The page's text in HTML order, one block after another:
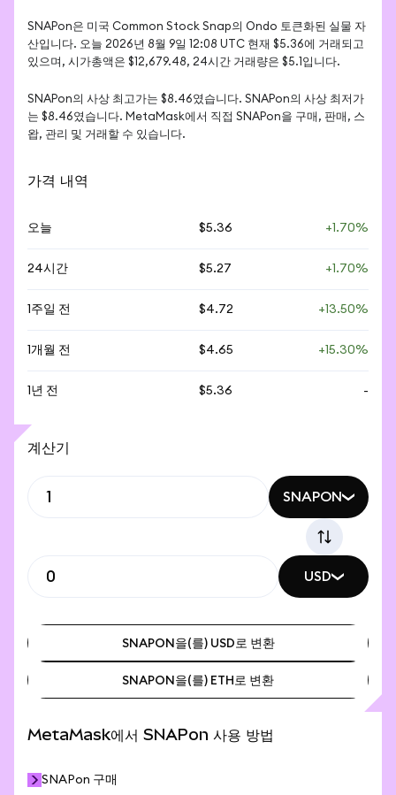
SNAPon은 미국 Common Stock Snap의 Ondo 토큰화된 실물 자
산입니다. 오늘 2026년 8월 9일 12:08 UTC 현재 $5.36에 거래되고
있으며, 시가총액은 $12,679.48, 24시간 거래량은 $5.1입니다.
SNAPon의 사상 최고가는 $8.46였습니다. SNAPon의 사상 최저가
는 $8.46였습니다. MetaMask에서 직접 SNAPon을 구매, 판매, 스
왑, 관리 및 거래할 수 있습니다.
가격 내역
오늘 $5.36 +1.70%
24시간 $5.27 +1.70%
1주일 전 $4.72 +13.50%
1개월 전 $4.65 +15.30%
1년 전 $5.36 -
계산기
SNAPON
USD
SNAPON을(를) USD로 변환
SNAPON을(를) USD로 변환
SNAPON을(를) ETH로 변환
MetaMask에서 SNAPon 사용 방법
SNAPon 구매